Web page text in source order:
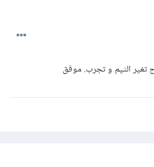
تغير الثيم و تجرب. موفق